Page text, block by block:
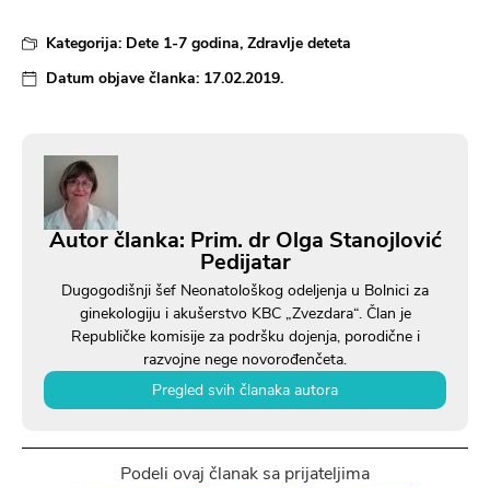
Kategorija: Dete 1-7 godina, Zdravlje deteta
Datum objave članka: 17.02.2019.
Autor članka: Prim. dr Olga Stanojlović
Pedijatar
Dugogodišnji šef Neonatološkog odeljenja u Bolnici za
ginekologiju i akušerstvo KBC „Zvezdara“. Član je
Republičke komisije za podršku dojenja, porodične i
razvojne nege novorođenčeta.
Pregled svih članaka autora
Podeli ovaj članak sa prijateljima